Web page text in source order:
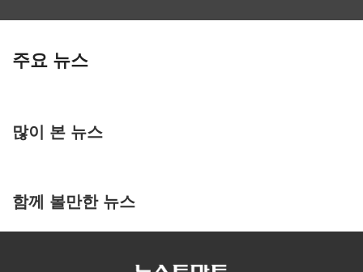
주요 뉴스
많이 본 뉴스
함께 볼만한 뉴스